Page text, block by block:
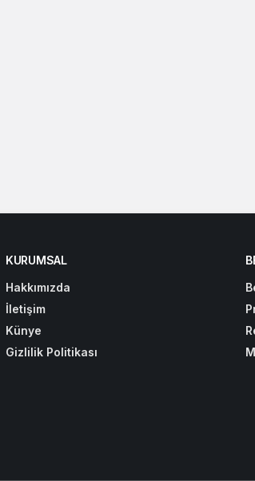
KURUMSAL
Hakkımızda
İletişim
Künye
Gizlilik Politikası